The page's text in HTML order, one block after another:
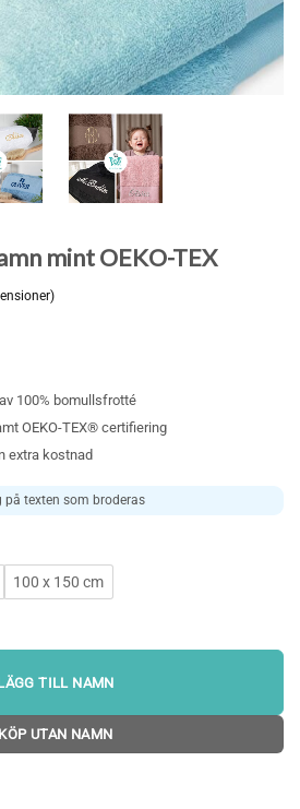
mint OEKO-TEX
100% bomullsfrotté
OEKO-TEX® certifiering
extra kostnad
på texten som broderas
100 x 150 cm
TILL NAMN
KÖP UTAN NAMN